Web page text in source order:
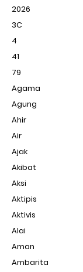
2026
3C
4
41
79
Agama
Agung
Ahir
Air
Ajak
Akibat
Aksi
Aktipis
Aktivis
Alai
Aman
Ambarita